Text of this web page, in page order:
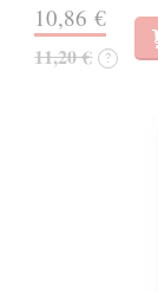
10,86 €
11,20 € ?